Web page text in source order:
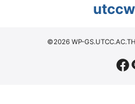
©2026 WP-